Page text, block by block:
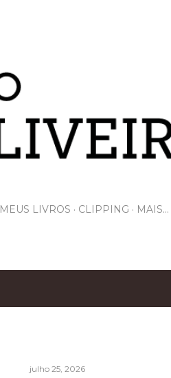
MEUS LIVROS CLIPPING MAIS…
julho 25, 2026